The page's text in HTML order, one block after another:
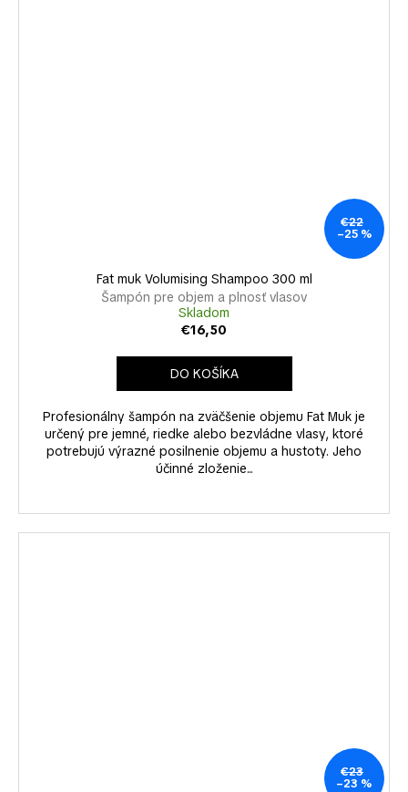
€22
–25 %
Fat muk Volumising Shampoo 300 ml
Šampón pre objem a plnosť vlasov
Skladom
€16,50
DO KOŠÍKA
Profesionálny šampón na zväčšenie objemu Fat Muk je
určený pre jemné, riedke alebo bezvládne vlasy, ktoré
potrebujú výrazné posilnenie objemu a hustoty. Jeho
účinné zloženie...
€23
–23 %